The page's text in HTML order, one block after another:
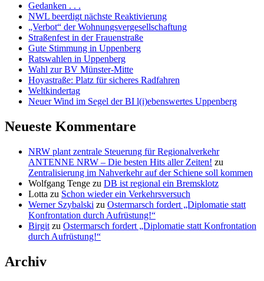
Gedanken . . .
NWL beerdigt nächste Reaktivierung
„Verbot“ der Wohnungsvergesellschaftung
Straßenfest in der Frauenstraße
Gute Stimmung in Uppenberg
Ratswahlen in Uppenberg
Wahl zur BV Münster-Mitte
Hoyastraße: Platz für sicheres Radfahren
Weltkindertag
Neuer Wind im Segel der BI l(i)ebenswertes Uppenberg
Neueste Kommentare
NRW plant zentrale Steuerung für Regionalverkehr
ANTENNE NRW – Die besten Hits aller Zeiten! zu
Zentralisierung im Nahverkehr auf der Schiene soll kommen
Wolfgang Tenge zu DB ist regional ein Bremsklotz
Lotta zu Schon wieder ein Verkehrsversuch
Werner Szybalski zu Ostermarsch fordert „Diplomatie statt
Konfrontation durch Aufrüstung!“
Birgit zu Ostermarsch fordert „Diplomatie statt Konfrontation
durch Aufrüstung!“
Archiv